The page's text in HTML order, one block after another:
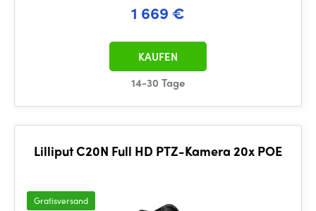
1 669 €
14-30 Tage
KAUFEN
Lilliput C20N Full HD PTZ-Kamera 20x POE
Gratisversand